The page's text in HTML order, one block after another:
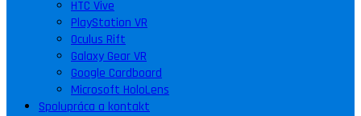
HTC Vive
PlayStation VR
Oculus Rift
Galaxy Gear VR
Google Cardboard
Microsoft HoloLens
Spolupráca a kontakt